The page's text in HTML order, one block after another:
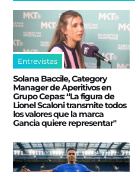
Entrevistas
Solana Baccile, Category
Manager de Aperitivos en
Grupo Cepas: “La figura de
Lionel Scaloni transmite todos
los valores que la marca
Gancia quiere representar"